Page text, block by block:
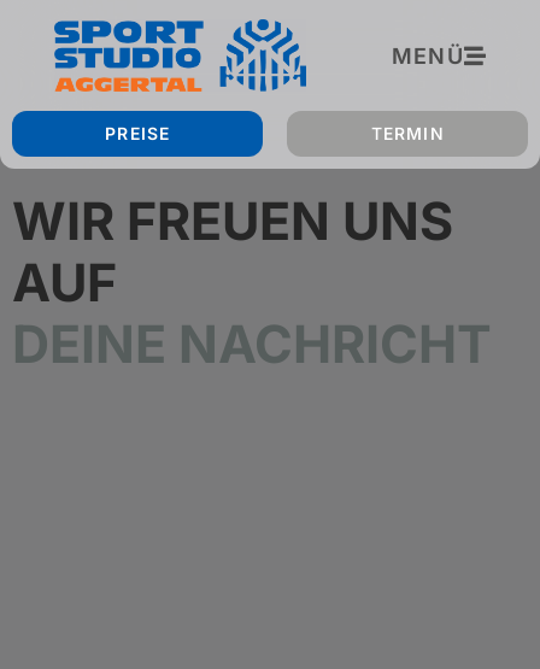
MENÜ
PREISE TERMIN
WIR FREUEN UNS
AUF
DEINE NACHRICHT